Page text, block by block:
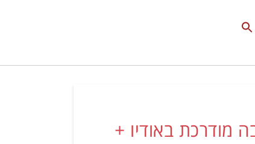
Search
בשכיבה על הגב – חלק 1 – שכיבה מודרכת באודיו +